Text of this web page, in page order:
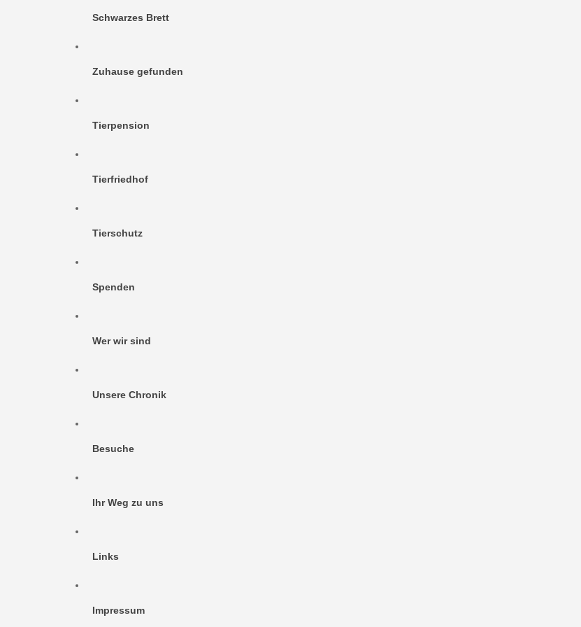
Schwarzes Brett
Zuhause gefunden
Tierpension
Tierfriedhof
Tierschutz
Spenden
Wer wir sind
Unsere Chronik
Besuche
Ihr Weg zu uns
Links
Impressum